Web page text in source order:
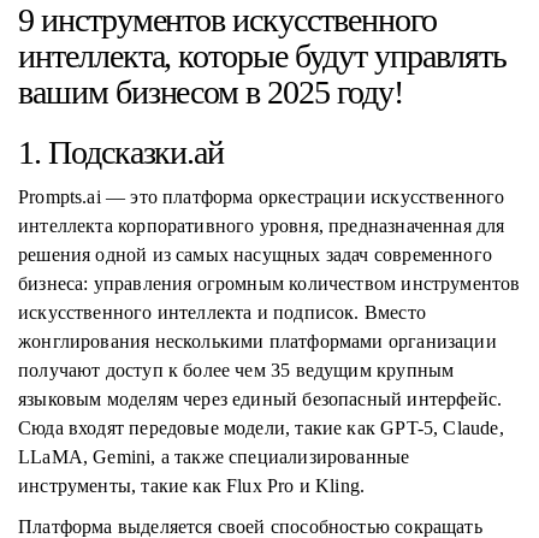
9 инструментов искусственного
интеллекта, которые будут управлять
вашим бизнесом в 2025 году!
1. Подсказки.ай
Prompts.ai — это платформа оркестрации искусственного
интеллекта корпоративного уровня, предназначенная для
решения одной из самых насущных задач современного
бизнеса: управления огромным количеством инструментов
искусственного интеллекта и подписок. Вместо
жонглирования несколькими платформами организации
получают доступ к более чем 35 ведущим крупным
языковым моделям через единый безопасный интерфейс.
Сюда входят передовые модели, такие как GPT-5, Claude,
LLaMA, Gemini, а также специализированные
инструменты, такие как Flux Pro и Kling.
Платформа выделяется своей способностью сокращать